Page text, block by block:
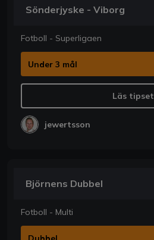
Sönderjyske - Viborg
Fotboll - Superligaen
Under 3 mål
Läs tipset
jewertsson
Björnens Dubbel
Fotboll - Multi